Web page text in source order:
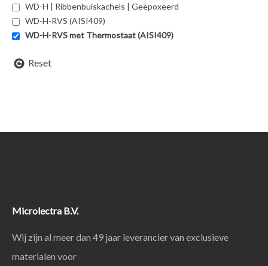
WD-H | Ribbenbuiskachels | Geëpoxeerd
WD-H-RVS (AISI409)
WD-H-RVS met Thermostaat (AISI409)
Reset
Microlectra B.V.
Wij zijn al meer dan 49 jaar leverancier van exclusieve
materialen voor